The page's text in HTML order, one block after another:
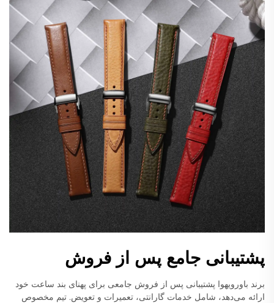
پشتیبانی جامع پس از فروش
برند باورویهوا پشتیبانی پس از فروش جامعی برای پهنای بند ساعت خود
ارائه می‌دهد، شامل خدمات گارانتی، تعمیرات و تعویض. تیم مخصوص